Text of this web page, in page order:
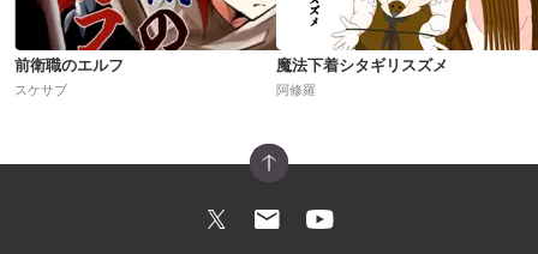
前衛職のエルフ
スケサブ
魔法下着シタギリスズメ
阿修羅